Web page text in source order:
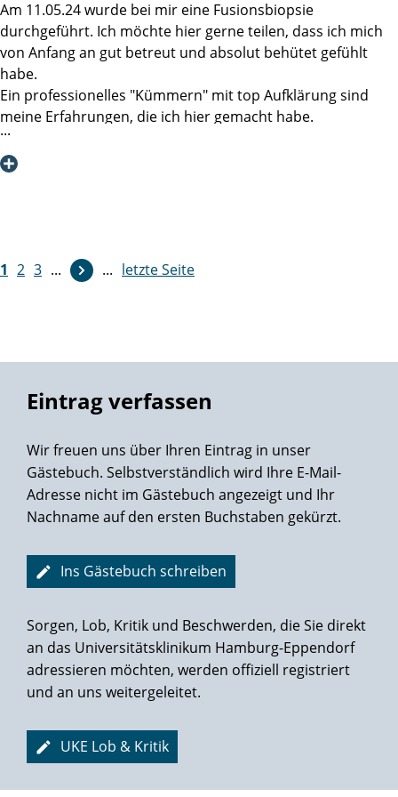
Martini-Klinik aus meinen Erfahrungen die beste Wahl. Das
werde ich allen aus meinem Bekanntenkreis, die sich mit
dem Thema beschäftigen (müssen) auch so vermitteln, ob
sie es nun hören wollen oder nicht.
Herzlichst
Manfred K
Am 11.05.24 wurde bei mir eine Fusionsbiopsie
durchgeführt. Ich möchte hier gerne teilen, dass ich mich
von Anfang an gut betreut und absolut behütet gefühlt
habe.
Ein professionelles "Kümmern" mit top Aufklärung sind
meine Erfahrungen, die ich hier gemacht habe.
Danke an Frau Dr. Linse und Frau Daumen!
1 2 3 ... ... letzte Seite
Eintrag verfassen
Wir freuen uns über Ihren Eintrag in unser
Gästebuch. Selbstverständlich wird Ihre E-Mail-
Adresse nicht im Gästebuch angezeigt und Ihr
Nachname auf den ersten Buchstaben gekürzt.
Ins Gästebuch schreiben
Sorgen, Lob, Kritik und Beschwerden, die Sie direkt
an das Universitätsklinikum Hamburg-Eppendorf
adressieren möchten, werden offiziell registriert
und an uns weitergeleitet.
UKE Lob & Kritik